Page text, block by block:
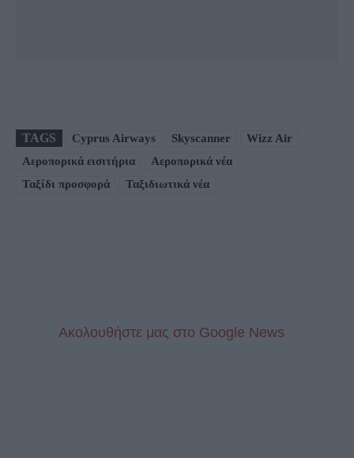
TAGS Cyprus Airways Skyscanner
Wizz Air
Αεροπορικά εισιτήρια
Αεροπορικά νέα
Ταξίδι προσφορά
Ταξιδιωτικά νέα
Aκολουθήστε μας στo Google News